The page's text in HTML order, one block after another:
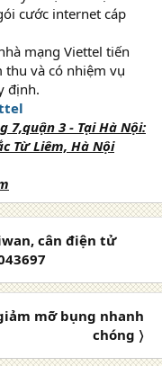
cước internet cáp
mạng Viettel tiến
thu và có nhiệm vụ
định.
7,quận 3 - Tại Hà Nội:
Từ Liêm, Hà Nội
cân điện tử
mỡ bụng nhanh
chóng 〉